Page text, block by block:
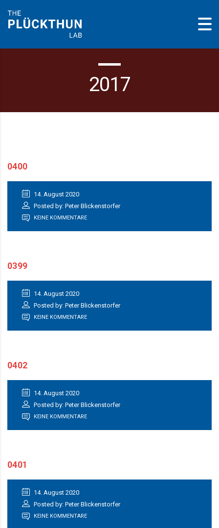
2017
0400
14. August 2020
Posted by: Peter Blickenstorfer
KEINE KOMMENTARE
0399
14. August 2020
Posted by: Peter Blickenstorfer
KEINE KOMMENTARE
0402
14. August 2020
Posted by: Peter Blickenstorfer
KEINE KOMMENTARE
0401
14. August 2020
Posted by: Peter Blickenstorfer
KEINE KOMMENTARE